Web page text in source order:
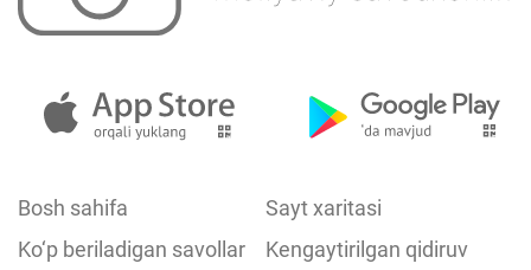
Bosh sahifa
Sayt xaritasi
Ko‘p beriladigan savollar
Kengaytirilgan qidiruv